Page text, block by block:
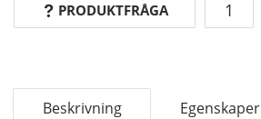
PRODUKTFRÅGA
Beskrivning Egenskaper